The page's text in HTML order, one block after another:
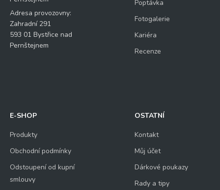
Adresa provozovny:
Zahradní 291
593 01 Bystřice nad
Pernštejnem
Poptávka
Fotogalerie
Kariéra
Recenze
E-SHOP
Produkty
Obchodní podmínky
Odstoupení od kupní
smlouvy
OSTATNÍ
Kontakt
Můj účet
Dárkové poukazy
Rady a tipy